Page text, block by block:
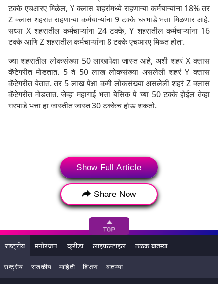
टक्के एचआरए मिळेल, Y क्लास शहरांमध्ये राहणाऱ्या कर्मचाऱ्यांना 18% तर
Z क्लास शहरात राहणाऱ्या कर्मचाऱ्यांना 9 टक्के घरभाडे भत्ता मिळणार आहे.
सध्या X शहरातील कर्मचाऱ्यांना 24 टक्के, Y शहरातील कर्मचाऱ्यांना 16
टक्के आणि Z शहरातील कर्मचाऱ्यांना 8 टक्के एचआरए मिळत होता.
ज्या शहरातील लोकसंख्या 50 लाखापेक्षा जास्त आहे, अशी शहरं X क्लास
कॅटेगरीत मोडतात. 5 ते 50 लाख लोकसंख्या असलेली शहरं Y क्लास
कॅटेगरीत येतात. तर 5 लाख पेक्षा कमी लोकसंख्या असलेली शहरं Z क्लास
कॅटेगरीत मोडतात. जेव्हा महागाई भत्ता बेसिक पे च्या 50 टक्के होईल तेव्हा
घरभाडे भत्ता हा जास्तीत जास्त 30 टक्केच होऊ शकतो.
Tags: 7 वे वेतन आयोग 7th CPC
Show Full Article
Share Now
राष्ट्रीय मनोरंजन क्रीडा लाइफस्टाइल ठळक बातम्या
राष्ट्रीय राजकीय माहिती शिक्षण बातम्या